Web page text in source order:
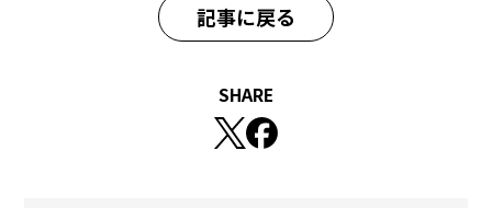
記事に戻る
SHARE